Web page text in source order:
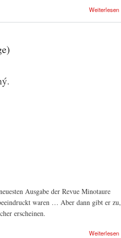
Weiterlesen
Ausgabe der Revue Minotaure
waren … Aber dann gibt er zu,
erscheinen.
Weiterlesen